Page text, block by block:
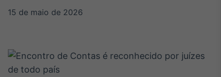
conteúdos
Soluções de Dados
15 de maio de 2026